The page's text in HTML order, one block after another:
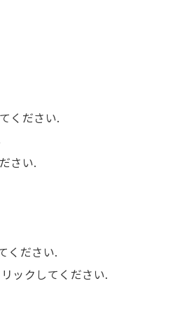
ください.
さい.
ください.
ックしてください.